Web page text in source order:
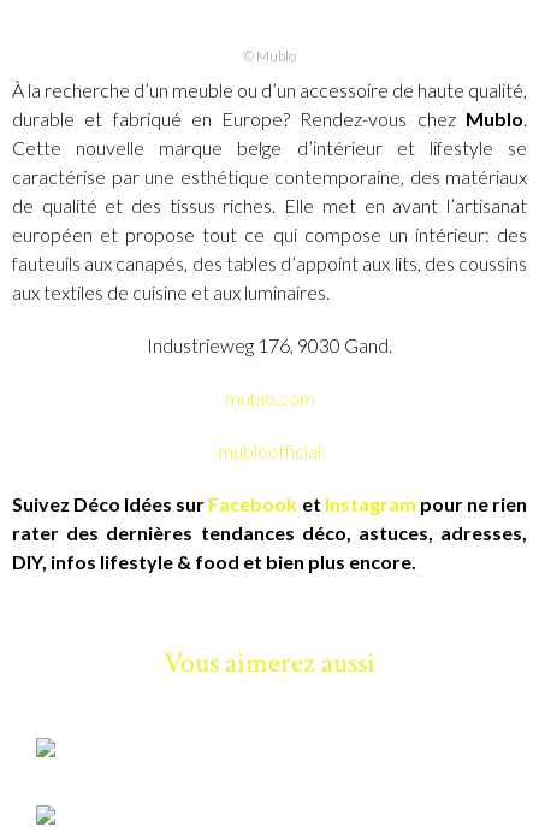
© Mublo
À la recherche d’un meuble ou d’un accessoire de haute qualité,
durable et fabriqué en Europe? Rendez-vous chez Mublo
Cette nouvelle marque belge d’intérieur et lifestyle se
caractérise par une esthétique contemporaine, des matériaux
de qualité et des tissus riches. Elle met en avant l’artisanat
européen et propose tout ce qui compose un intérieur: des
fauteuils aux canapés, des tables d’appoint aux lits, des coussins
aux textiles de cuisine et aux luminaires.
Industrieweg 176, 9030 Gand.
mublo.com
mubloofficial
Suivez Déco Idées sur Facebook et Instagram pour ne rien
rater des dernières tendances déco, astuces, adresses,
DIY, infos lifestyle & food et bien plus encore.
Vous aimerez aussi